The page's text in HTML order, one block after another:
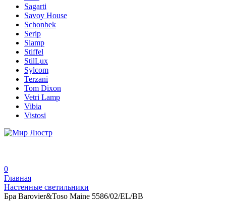
Sagarti
Savoy House
Schonbek
Serip
Slamp
Stiffel
StilLux
Sylcom
Terzani
Tom Dixon
Vetri Lamp
Vibia
Vistosi
0
Главная
Настенные светильники
Бра Barovier&Toso Maine 5586/02/EL/BB